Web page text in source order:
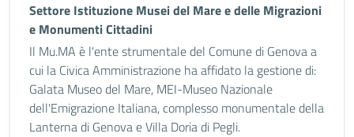
Settore Istituzione Musei del Mare e delle Migrazioni
e Monumenti Cittadini
Il Mu.MA è l'ente strumentale del Comune di Genova a
cui la Civica Amministrazione ha affidato la gestione di:
Galata Museo del Mare, MEI-Museo Nazionale
dell'Emigrazione Italiana, complesso monumentale della
Lanterna di Genova e Villa Doria di Pegli.